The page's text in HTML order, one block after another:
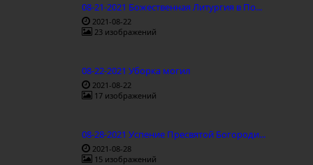
08-21-2021 Божественная Литургия в По...
2021-08-22
23 изображений
08-22-2021 Уборка могил
2021-08-22
17 изображений
08-28-2021 Успение Пресвятой Богороди...
2021-08-28
15 изображений